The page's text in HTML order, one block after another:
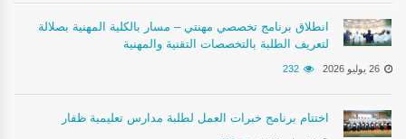
انطلاق برنامج تخصصي مهنتي – مسار بالكلية المهنية بصلالة
لتعريف الطلبة بالتخصصات التقنية والمهنية
26 يوليو 2026 232
اختتام برنامج خبرات العمل لطلبة مدارس تعليمية ظفار